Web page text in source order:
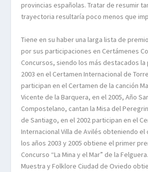
provincias españolas. Tratar de resumir
trayectoria resultaría poco menos que
Tiene en su haber una larga lista de
por sus participaciones en Certámenes
Concursos, siendo los más destacados
2003 en el Certamen Internacional de
participan en el Certamen de la canción
Vicente de la Barquera, en el 2005, Año
Compostelano, cantan la Misa del
de Santiago, en el 2002 participan en el
Internacional Villa de Avilés obteniendo el
los años 2003 y 2005 obtiene el primer
Concurso “La Mina y el Mar” de la
Muestra y Folklore Ciudad de Oviedo